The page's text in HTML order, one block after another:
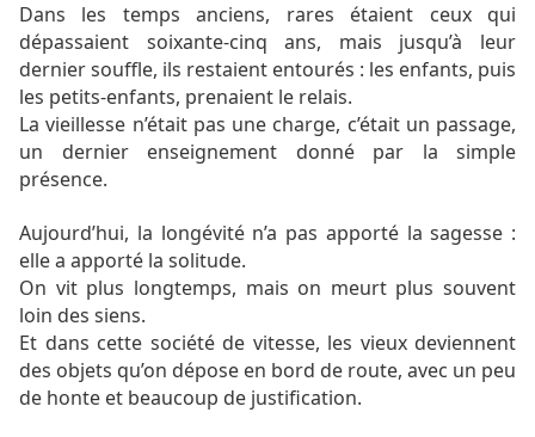
Dans les temps anciens, rares étaient ceux qui
dépassaient soixante-cinq ans, mais jusqu’à leur
dernier souffle, ils restaient entourés : les enfants, puis
les petits-enfants, prenaient le relais.
La vieillesse n’était pas une charge, c’était un passage,
un dernier enseignement donné par la simple
présence.
Aujourd’hui, la longévité n’a pas apporté la sagesse :
elle a apporté la solitude.
On vit plus longtemps, mais on meurt plus souvent
loin des siens.
Et dans cette société de vitesse, les vieux deviennent
des objets qu’on dépose en bord de route, avec un peu
de honte et beaucoup de justification.